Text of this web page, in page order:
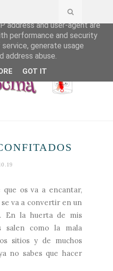
os va a encantar,
va a convertir en un
En la huerta de mis
salen como la mala
sitios y de muchos
no sabes que hacer
to deliver its services
address and user-agent are
performance and security
generate usage
abuse.
GOT IT